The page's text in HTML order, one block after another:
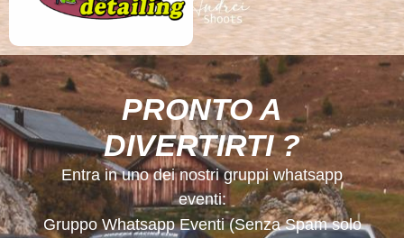
PRONTO A
DIVERTIRTI ?
Entra in uno dei nostri gruppi whatsapp
eventi:
Gruppo Whatsapp Eventi (Senza Spam solo